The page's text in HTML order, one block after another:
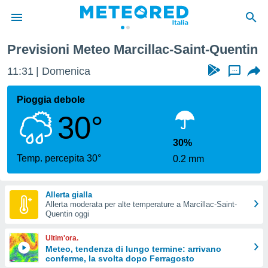
di
per
le
di
Web
le
Previsioni Meteo Marcillac-Saint-Quentin
11:31 Domenica ...
Pioggia debole
30°
Temp. percepita 30°
30%
0.2 mm
Allerta gialla
Allerta moderata per alte temperature a Marcillac-Saint-
Quentin oggi
Ultim'ora.
Meteo, tendenza di lungo termine: arrivano
conferme, la svolta dopo Ferragosto